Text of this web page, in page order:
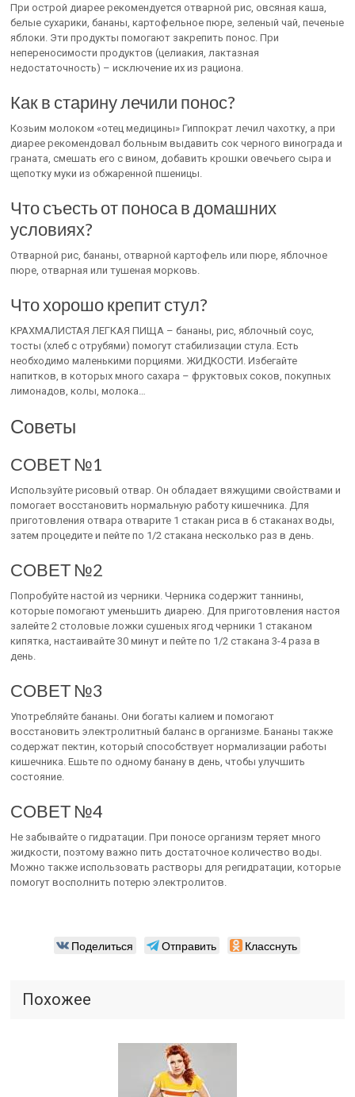
При острой диарее рекомендуется отварной рис, овсяная каша,
белые сухарики, бананы, картофельное пюре, зеленый чай, печеные
яблоки. Эти продукты помогают закрепить понос. При
непереносимости продуктов (целиакия, лактазная
недостаточность) – исключение их из рациона.
Как в старину лечили понос?
Козьим молоком «отец медицины» Гиппократ лечил чахотку, а при
диарее рекомендовал больным выдавить сок черного винограда и
граната, смешать его с вином, добавить крошки овечьего сыра и
щепотку муки из обжаренной пшеницы.
Что съесть от поноса в домашних
условиях?
Отварной рис, бананы, отварной картофель или пюре, яблочное
пюре, отварная или тушеная морковь.
Что хорошо крепит стул?
КРАХМАЛИСТАЯ ЛЕГКАЯ ПИЩА – бананы, рис, яблочный соус,
тосты (хлеб с отрубями) помогут стабилизации стула. Есть
необходимо маленькими порциями. ЖИДКОСТИ. Избегайте
напитков, в которых много сахара – фруктовых соков, покупных
лимонадов, колы, молока…
Советы
СОВЕТ №1
Используйте рисовый отвар. Он обладает вяжущими свойствами и
помогает восстановить нормальную работу кишечника. Для
приготовления отвара отварите 1 стакан риса в 6 стаканах воды,
затем процедите и пейте по 1/2 стакана несколько раз в день.
СОВЕТ №2
Попробуйте настой из черники. Черника содержит таннины,
которые помогают уменьшить диарею. Для приготовления настоя
залейте 2 столовые ложки сушеных ягод черники 1 стаканом
кипятка, настаивайте 30 минут и пейте по 1/2 стакана 3-4 раза в
день.
СОВЕТ №3
Употребляйте бананы. Они богаты калием и помогают
восстановить электролитный баланс в организме. Бананы также
содержат пектин, который способствует нормализации работы
кишечника. Ешьте по одному банану в день, чтобы улучшить
состояние.
СОВЕТ №4
Не забывайте о гидратации. При поносе организм теряет много
жидкости, поэтому важно пить достаточное количество воды.
Можно также использовать растворы для регидратации, которые
помогут восполнить потерю электролитов.
Поделиться Отправить Класснуть
Похожее